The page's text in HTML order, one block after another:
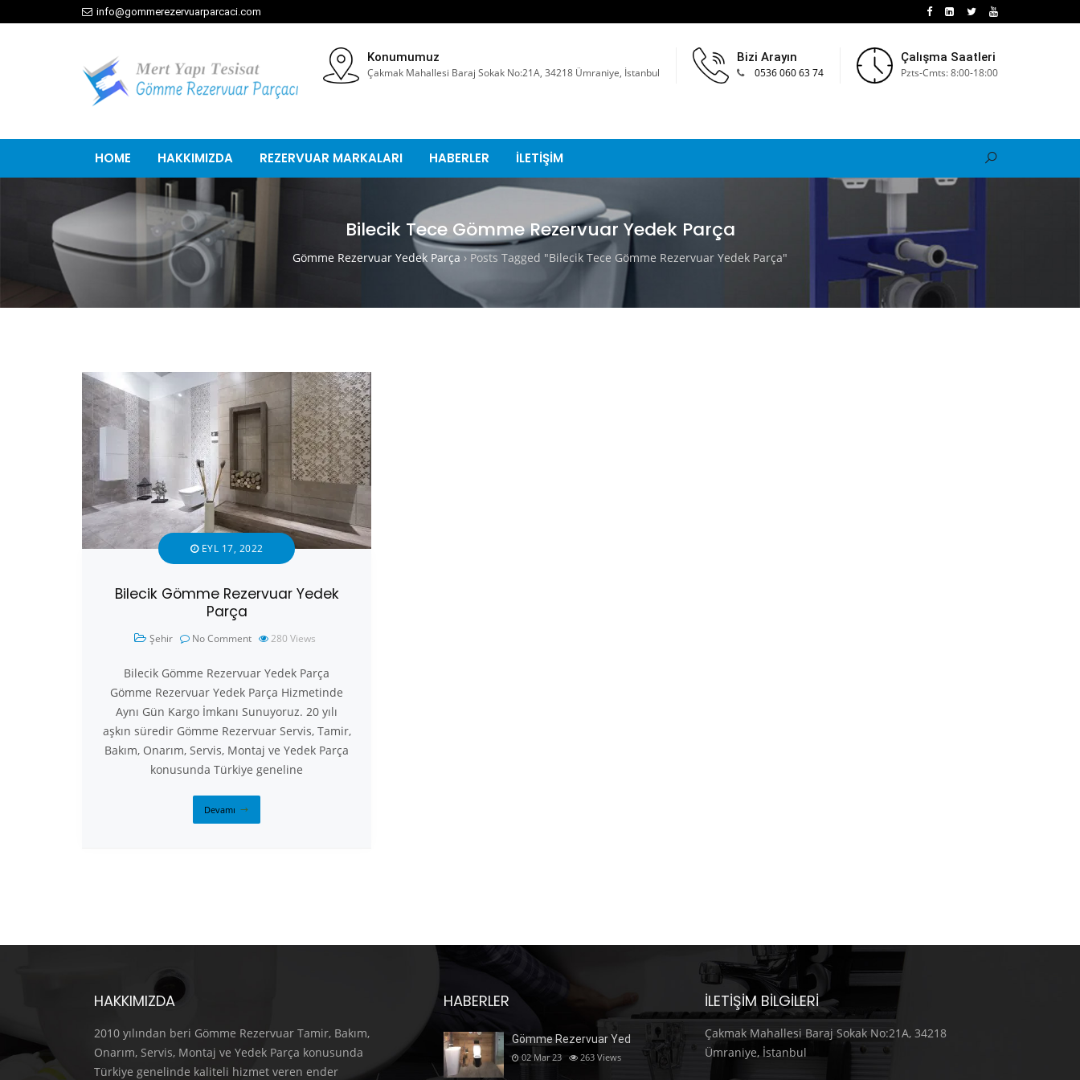
info@gommerezervuarparcaci.com
Konumumuz
Çakmak Mahallesi Baraj Sokak No:21A, 34218 Ümraniye, İstanbul
Bizi Arayın
0536 060 63 74
Çalışma Saatleri
Pzts-Cmts: 8:00-18:00
HOME HAKKIMIZDA REZERVUAR MARKALARI HABERLER İLETİŞİM
Bilecik Tece Gömme Rezervuar Yedek Parça
Gömme Rezervuar Yedek Parça › Posts Tagged "Bilecik Tece Gömme Rezervuar Yedek Parça"
EYL 17, 2022
Bilecik Gömme Rezervuar Yedek
Parça
Şehir No Comment 280 Views
Bilecik Gömme Rezervuar Yedek Parça
Gömme Rezervuar Yedek Parça Hizmetinde
Aynı Gün Kargo İmkanı Sunuyoruz. 20 yılı
aşkın süredir Gömme Rezervuar Servis, Tamir,
Bakım, Onarım, Servis, Montaj ve Yedek Parça
konusunda Türkiye geneline
Devamı
HAKKIMIZDA
2010 yılından beri Gömme Rezervuar Tamir, Bakım,
Onarım, Servis, Montaj ve Yedek Parça konusunda
Türkiye genelinde kaliteli hizmet veren ender
HABERLER
Gömme Rezervuar Yed
02 Mar 23 263 Views
İLETIŞIM BILGILERI
Çakmak Mahallesi Baraj Sokak No:21A, 34218
Ümraniye, İstanbul